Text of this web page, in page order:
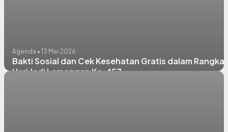
Agenda • 13 Mei 2026
Bakti Sosial dan Cek Kesehatan Gratis dalam Rangka
Hari Jadi Lamongan Ke-457